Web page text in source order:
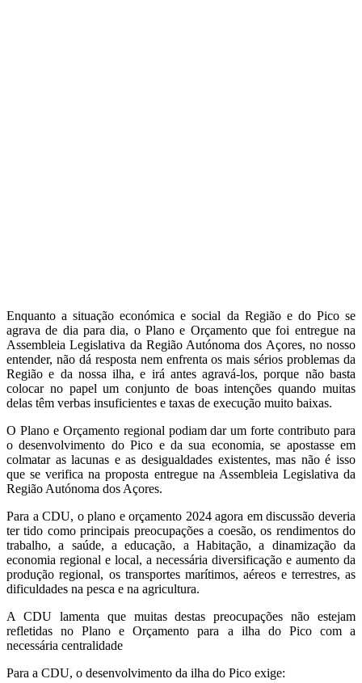
Enquanto a situação económica e social da Região e do Pico se
agrava de dia para dia, o Plano e Orçamento que foi entregue na
Assembleia Legislativa da Região Autónoma dos Açores, no nosso
entender, não dá resposta nem enfrenta os mais sérios problemas da
Região e da nossa ilha, e irá antes agravá-los, porque não basta
colocar no papel um conjunto de boas intenções quando muitas
delas têm verbas insuficientes e taxas de execução muito baixas.
O Plano e Orçamento regional podiam dar um forte contributo para
o desenvolvimento do Pico e da sua economia, se apostasse em
colmatar as lacunas e as desigualdades existentes, mas não é isso
que se verifica na proposta entregue na Assembleia Legislativa da
Região Autónoma dos Açores.
Para a CDU, o plano e orçamento 2024 agora em discussão deveria
ter tido como principais preocupações a coesão, os rendimentos do
trabalho, a saúde, a educação, a Habitação, a dinamização da
economia regional e local, a necessária diversificação e aumento da
produção regional, os transportes marítimos, aéreos e terrestres, as
dificuldades na pesca e na agricultura.
A CDU lamenta que muitas destas preocupações não estejam
refletidas no Plano e Orçamento para a ilha do Pico com a
necessária centralidade
Para a CDU, o desenvolvimento da ilha do Pico exige: